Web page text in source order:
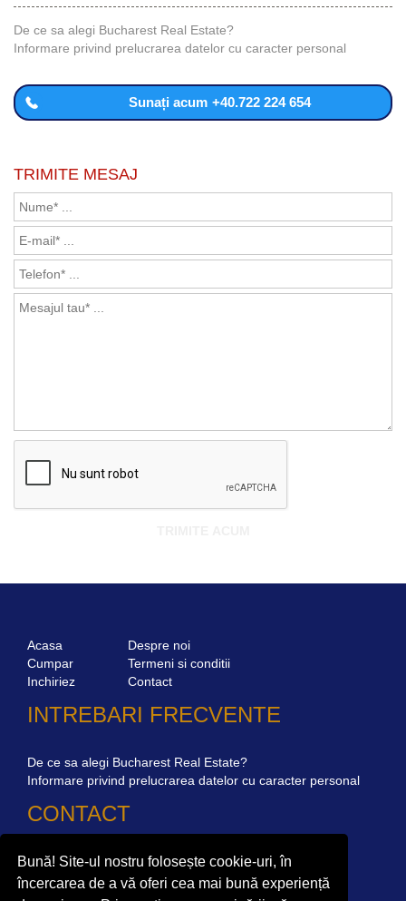
Bună! Site-ul nostru folosește cookie-uri, în
încercarea de a vă oferi cea mai bună experiență
De ce sa alegi Bucharest Real Estate?
Informare privind prelucrarea datelor cu caracter personal
Sunați acum +40.722 224 654
TRIMITE MESAJ
Acasa
Cumpar
Inchiriez
Despre noi
Termeni si conditii
Contact
INTREBARI FRECVENTE
De ce sa alegi Bucharest Real Estate?
Informare privind prelucrarea datelor cu caracter personal
CONTACT
Str. Mircea Eliade 16, Voluntari077190
Giuseppe Garibaldi nr.1, parter, Bucuresti